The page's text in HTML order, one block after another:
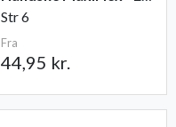
Str 6
Fra
44,95 kr.